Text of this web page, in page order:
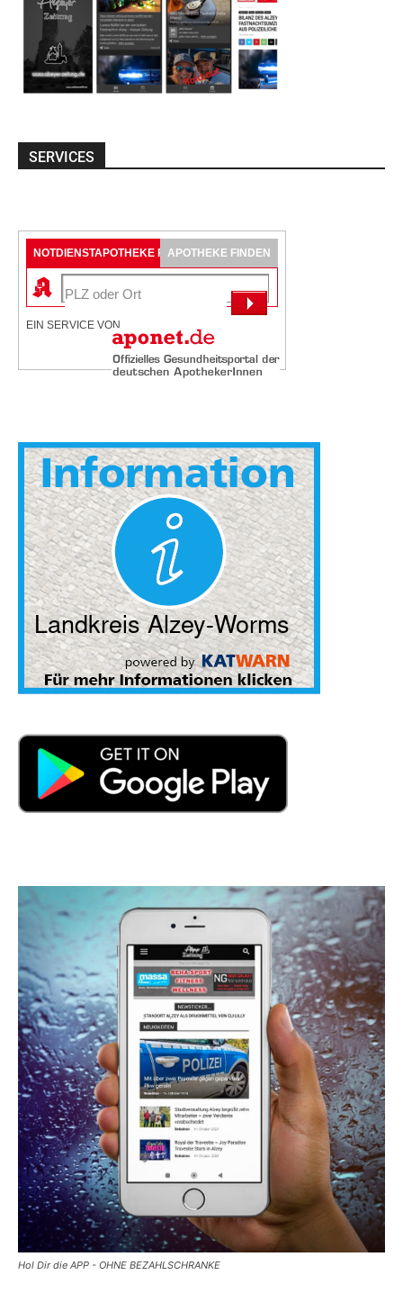
SERVICES
NOTDIENSTAPOTHEKE FINDENAPOTHEKE FINDEN
EIN SERVICE VON
Hol Dir die APP - OHNE BEZAHLSCHRANKE